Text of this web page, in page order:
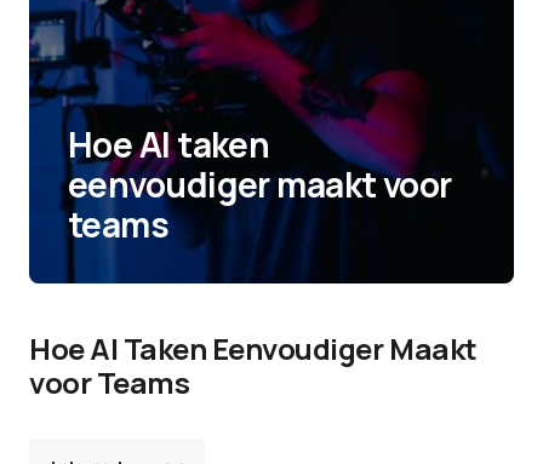
Hoe AI taken
eenvoudiger maakt voor
teams
Hoe AI Taken Eenvoudiger Maakt
voor Teams